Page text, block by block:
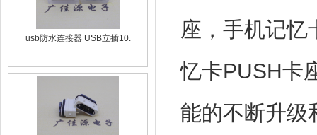
usb防水连接器 USB立插10.
座，手机记忆
忆卡PUSH卡
能的不断升级